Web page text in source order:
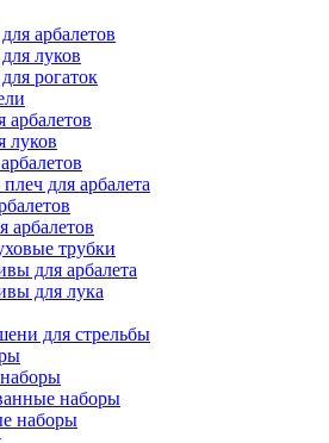
арбалетов
луков
рогаток
арбалетов
луков
для арбалета
арбалетов
трубки
для арбалета
для лука
для стрельбы
наборы
наборы